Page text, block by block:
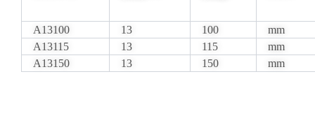
A13100 13 100
mm
A13115
13 115
mm
A13150
13 150 mm